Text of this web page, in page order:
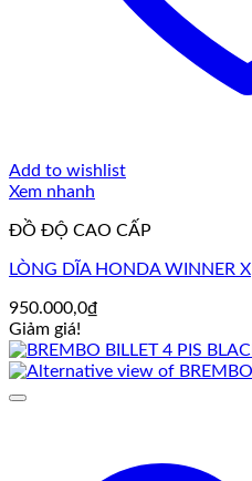
Add to wishlist
Xem nhanh
ĐỒ ĐỘ CAO CẤP
LÒNG DĨA HONDA WINNER X
950.000,0₫
Giảm giá!